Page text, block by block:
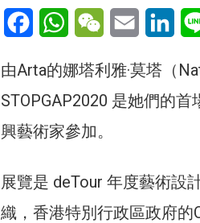
FacebookWhatsAppWeChatEmail
由Arta的娜塔利雅·莫塔（
STOPGAP2020 是她們的
興藝術家參加。
展覽是 deTour 年度藝術設
織，香港特別行政區政府的